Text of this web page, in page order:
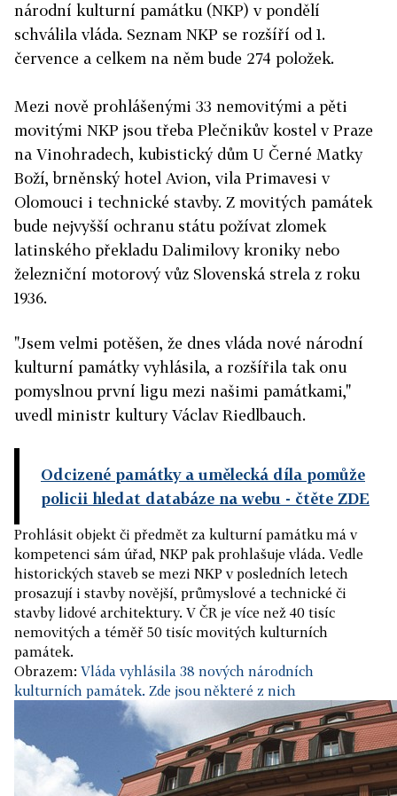
národní kulturní památku (NKP) v pondělí
schválila vláda. Seznam NKP se rozšíří od 1.
července a celkem na něm bude 274 položek.
Mezi nově prohlášenými 33 nemovitými a pěti
movitými NKP jsou třeba Plečnikův kostel v Praze
na Vinohradech, kubistický dům U Černé Matky
Boží, brněnský hotel Avion, vila Primavesi v
Olomouci i technické stavby. Z movitých památek
bude nejvyšší ochranu státu požívat zlomek
latinského překladu Dalimilovy kroniky nebo
železniční motorový vůz Slovenská strela z roku
1936.
"Jsem velmi potěšen, že dnes vláda nové národní
kulturní památky vyhlásila, a rozšířila tak onu
pomyslnou první ligu mezi našimi památkami,"
uvedl ministr kultury Václav Riedlbauch.
Odcizené památky a umělecká díla pomůže
policii hledat databáze na webu - čtěte ZDE
Prohlásit objekt či předmět za kulturní památku má v
kompetenci sám úřad, NKP pak prohlašuje vláda. Vedle
historických staveb se mezi NKP v posledních letech
prosazují i stavby novější, průmyslové a technické či
stavby lidové architektury. V ČR je více než 40 tisíc
nemovitých a téměř 50 tisíc movitých kulturních
památek.
Obrazem: Vláda vyhlásila 38 nových národních
kulturních památek. Zde jsou některé z nich